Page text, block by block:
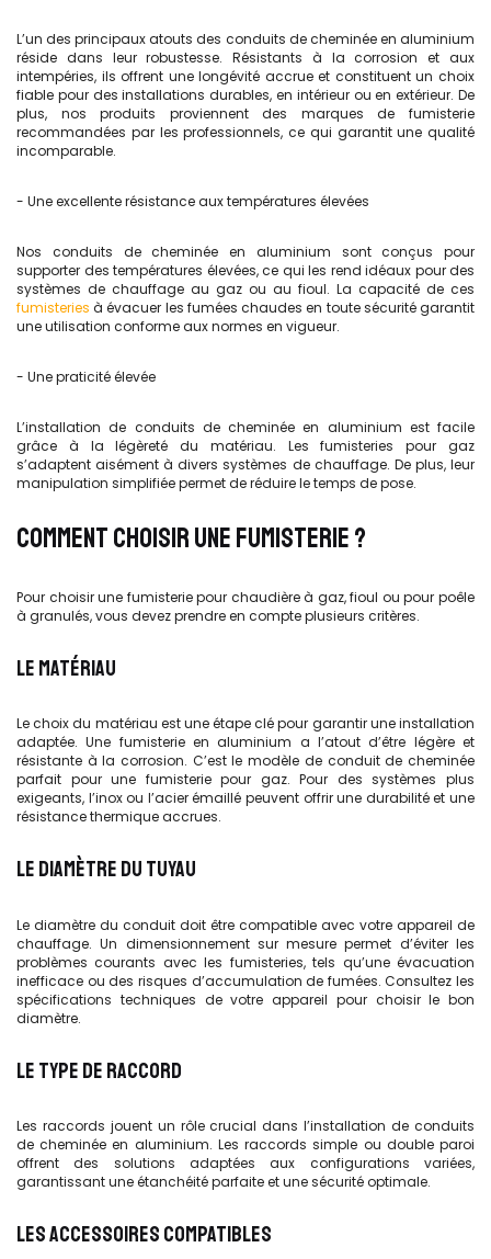
L’un des principaux atouts des conduits de cheminée en aluminium
réside dans leur robustesse. Résistants à la corrosion et aux
intempéries, ils offrent une longévité accrue et constituent un choix
fiable pour des installations durables, en intérieur ou en extérieur. De
plus, nos produits proviennent des marques de fumisterie
recommandées par les professionnels, ce qui garantit une qualité
incomparable.
- Une excellente résistance aux températures élevées
Nos conduits de cheminée en aluminium sont conçus pour
supporter des températures élevées, ce qui les rend idéaux pour des
systèmes de chauffage au gaz ou au fioul. La capacité de ces
fumisteries à évacuer les fumées chaudes en toute sécurité garantit
une utilisation conforme aux normes en vigueur.
- Une praticité élevée
L’installation de conduits de cheminée en aluminium est facile
grâce à la légèreté du matériau. Les fumisteries pour gaz
s’adaptent aisément à divers systèmes de chauffage. De plus, leur
manipulation simplifiée permet de réduire le temps de pose.
COMMENT CHOISIR UNE FUMISTERIE ?
Pour choisir une fumisterie pour chaudière à gaz, fioul ou pour poêle
à granulés, vous devez prendre en compte plusieurs critères.
LE MATÉRIAU
Le choix du matériau est une étape clé pour garantir une installation
adaptée. Une fumisterie en aluminium a l’atout d’être légère et
résistante à la corrosion. C’est le modèle de conduit de cheminée
parfait pour une fumisterie pour gaz. Pour des systèmes plus
exigeants, l’inox ou l’acier émaillé peuvent offrir une durabilité et une
résistance thermique accrues.
LE DIAMÈTRE DU TUYAU
Le diamètre du conduit doit être compatible avec votre appareil de
chauffage. Un dimensionnement sur mesure permet d’éviter les
problèmes courants avec les fumisteries, tels qu’une évacuation
inefficace ou des risques d’accumulation de fumées. Consultez les
spécifications techniques de votre appareil pour choisir le bon
diamètre.
LE TYPE DE RACCORD
Les raccords jouent un rôle crucial dans l’installation de conduits
de cheminée en aluminium. Les raccords simple ou double paroi
offrent des solutions adaptées aux configurations variées,
garantissant une étanchéité parfaite et une sécurité optimale.
LES ACCESSOIRES COMPATIBLES